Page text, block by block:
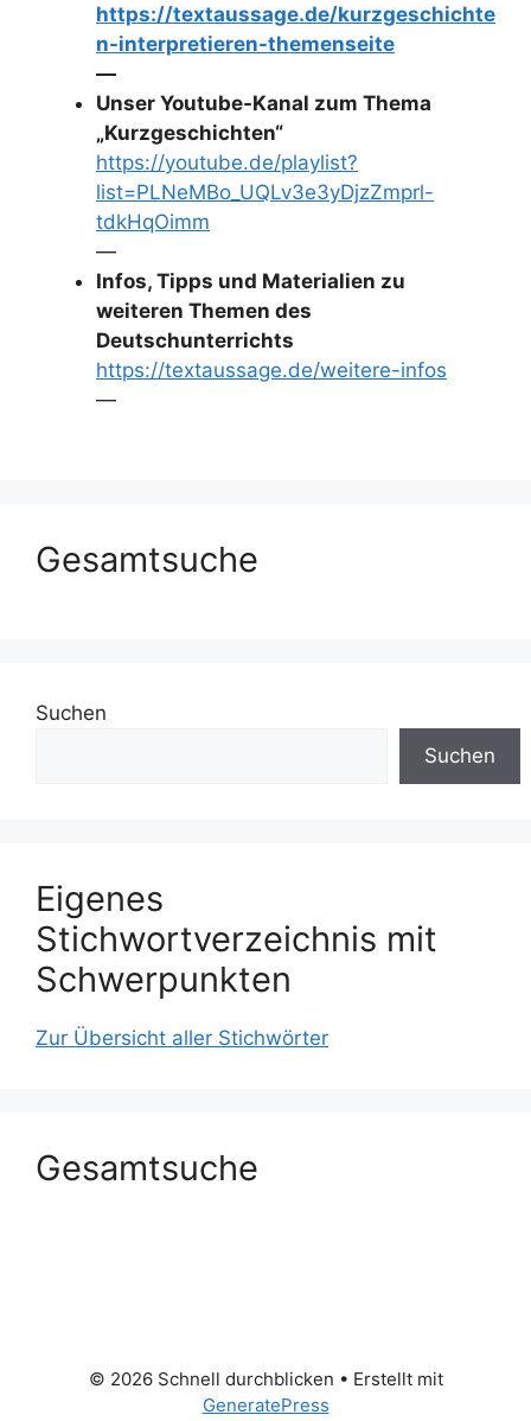
https://textaussage.de/kurzgeschichte
n-interpretieren-themenseite
—
Unser Youtube-Kanal zum Thema
„Kurzgeschichten“
https://youtube.de/playlist?
list=PLNeMBo_UQLv3e3yDjzZmprl-
tdkHqOimm
—
Infos, Tipps und Materialien zu
weiteren Themen des
Deutschunterrichts
https://textaussage.de/weitere-infos
—
Gesamtsuche
Suchen
Suchen
Eigenes
Stichwortverzeichnis mit
Schwerpunkten
Zur Übersicht aller Stichwörter
Gesamtsuche
© 2026 Schnell durchblicken • Erstellt mit
GeneratePress